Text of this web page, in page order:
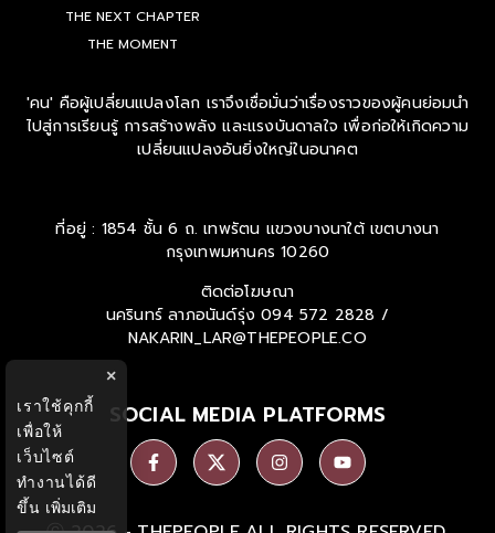
THE NEXT CHAPTER
THE MOMENT
'คน' คือผู้เปลี่ยนแปลงโลก เราจึงเชื่อมั่นว่าเรื่องราวของผู้คนย่อมนำ
ไปสู่การเรียนรู้ การสร้างพลัง และแรงบันดาลใจ เพื่อก่อให้เกิดความ
เปลี่ยนแปลงอันยิ่งใหญ่ในอนาคต
ที่อยู่ : 1854 ชั้น 6 ถ. เทพรัตน แขวงบางนาใต้ เขตบางนา
กรุงเทพมหานคร 10260
ติดต่อโฆษณา
นครินทร์ ลาภอนันด์รุ่ง 094 572 2828 /
NAKARIN_LAR@THEPEOPLE.CO
SOCIAL MEDIA PLATFORMS
×
เราใช้คุกกี้
เพื่อให้
เว็บไซต์
ทำงานได้ดี
ขึ้น เพิ่มเติม